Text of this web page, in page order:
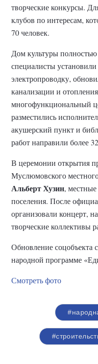
творческие конкурсы.
клубов по интересам,
70 человек.
Дом культуры полностью
специалисты
электропроводку,
канализации и
многофункциональный
разместились
акушерский пункт и
работ направили более
В церемонии открытия
Муслюмовского
Альберт Хузин,
поселения. После
организовали концерт,
творческие коллективы
Обновление соцобъекта
народной программе
Смотреть фото